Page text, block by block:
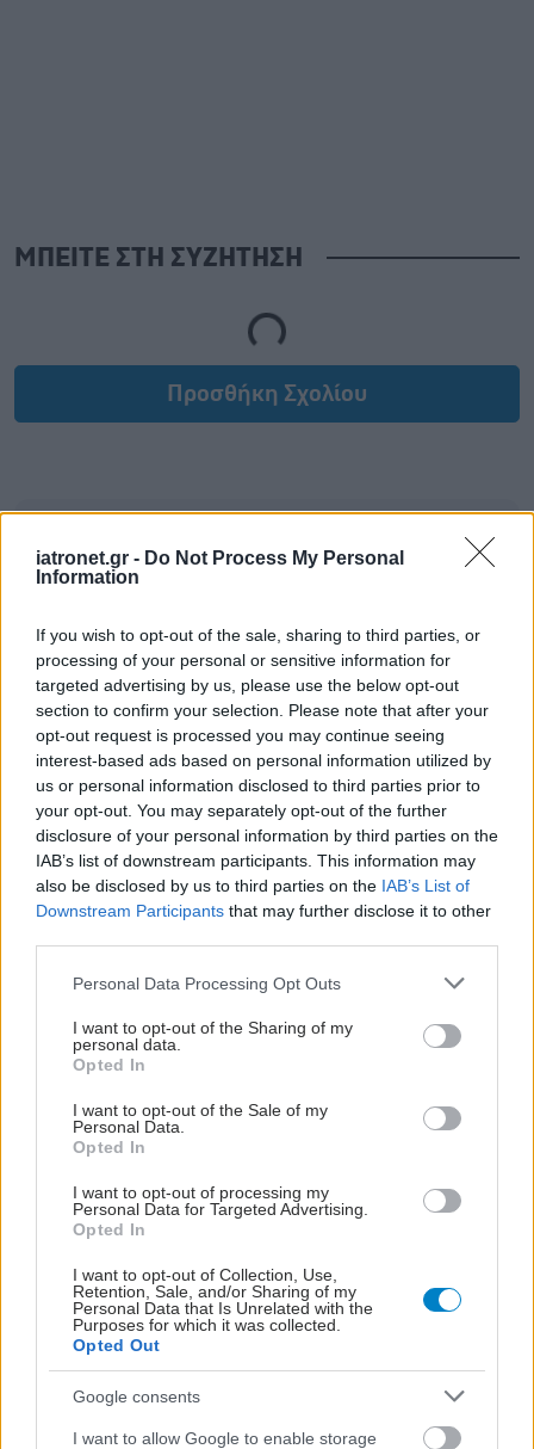
iatronet.gr - Do Not Process My Personal
Information
If you wish to opt-out of the sale, sharing to third parties, or
processing of your personal or sensitive information for
targeted advertising by us, please use the below opt-out
section to confirm your selection. Please note that after your
opt-out request is processed you may continue seeing
interest-based ads based on personal information utilized by
us or personal information disclosed to third parties prior to
your opt-out. You may separately opt-out of the further
disclosure of your personal information by third parties on the
IAB’s list of downstream participants. This information may
also be disclosed by us to third parties on the IAB’s List of
Downstream Participants that may further disclose it to other
Please note that this website/app uses one or more Google
not limited to your visit or usage behaviour. You may click to
grant or deny consent to Google and its third-party tags to
use your data for below specified purposes in below Google
consent section.
Personal Data Processing Opt Outs
I want to opt-out of the Sharing of my
personal data.
Opted In
I want to opt-out of the Sale of my
Personal Data.
Opted In
I want to opt-out of processing my
Personal Data for Targeted Advertising.
Opted In
I want to opt-out of Collection, Use,
Retention, Sale, and/or Sharing of my
Personal Data that Is Unrelated with the
Purposes for which it was collected.
Opted Out
Google consents
I want to allow Google to enable storage
ΜΠΕΙΤΕ ΣΤΗ ΣΥΖΗΤΗΣΗ
Loading...
Προσθήκη Σχολίου
ΣΗΜΕΡΑ ΣΤΟ IATRONET.GR